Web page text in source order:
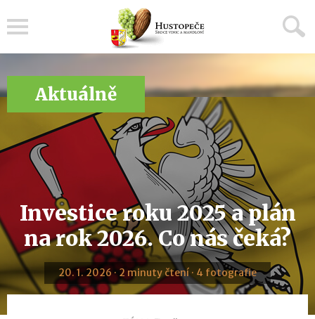
Aktuálně
Investice roku 2025 a plán
na rok 2026. Co nás čeká?
20. 1. 2026 · 2 minuty čtení · 4 fotografie